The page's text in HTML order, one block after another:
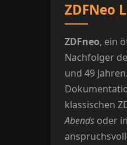
ZDFNeo
ZDFneo, ein
Nachfolger
und 49
klassischen
Abends oder